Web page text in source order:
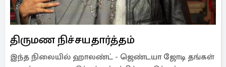
திருமண நிச்சயதார்த்தம்
இந்த நிலையில் ஹாலண்ட் - ஜெண்டயா ஜோடி தங்கள்